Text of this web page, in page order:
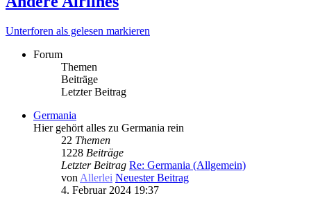
Unterforen als gelesen markieren
Forum
Themen
Beiträge
Letzter Beitrag
Germania
Hier gehört alles zu Germania rein
22 Themen
1228 Beiträge
Letzter Beitrag Re: Germania (Allgemein)
von Allerlei Neuester Beitrag
4. Februar 2024 19:37